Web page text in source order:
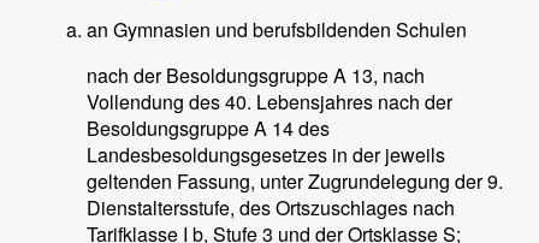
an Gymnasien und berufsbildenden Schulen
nach der Besoldungsgruppe A 13, nach
Vollendung des 40. Lebensjahres nach der
Besoldungsgruppe A 14 des
Landesbesoldungsgesetzes in der jeweils
geltenden Fassung, unter Zugrundelegung der 9.
Dienstaltersstufe, des Ortszuschlages nach
Tarifklasse I b, Stufe 3 und der Ortsklasse S;